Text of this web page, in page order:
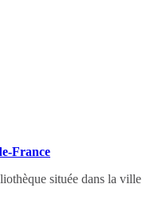
France
située dans la ville